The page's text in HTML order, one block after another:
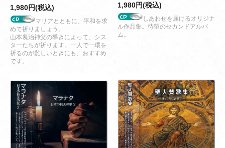
1,980円(税込)
マリアとともに、平和を求
めて祈りましょう。
山本襄治神父の導きによって、シス
ターたちが祈ります。一人で一環を
祈るのが難しいときにも、おすすめ
です。
1,980円(税込)
しあわせを届けるオリジナ
ル作品集。待望のセカンドアルバ
ム。